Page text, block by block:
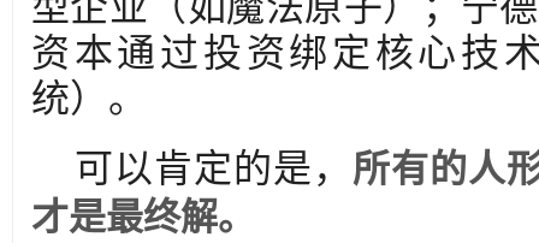
资本通过投资绑定核心技
统）。
可以肯定的是， 所有的人
才是最终解。